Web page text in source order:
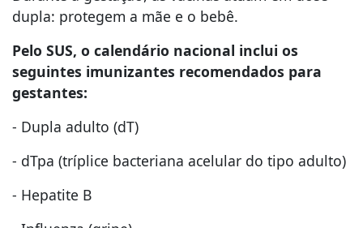
dupla: protegem a mãe e o bebê.
Pelo SUS, o calendário nacional inclui os
seguintes imunizantes recomendados para
gestantes:
- Dupla adulto (dT)
- dTpa (tríplice bacteriana acelular do tipo adulto)
- Hepatite B